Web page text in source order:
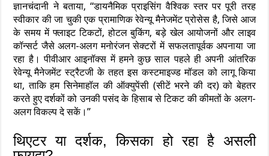
ज्ञानचंदानी ने बताया, “डायनैमिक प्राइसिंग वैश्विक स्तर पर पूरी तरह
स्वीकार की जा चुकी एक प्रामाणिक रेवेन्यू मैनेजमेंट प्रोसेस है, जिसे आज
के समय में फ्लाइट टिकटों, होटल बुकिंग, बड़े खेल आयोजनों और लाइव
कॉन्सर्ट जैसे अलग-अलग मनोरंजन सेक्टरों में सफलतापूर्वक अपनाया जा
रहा है। पीवीआर आइनॉक्स में हमने कुछ साल पहले ही अपनी आंतरिक
रेवेन्यू मैनेजमेंट स्ट्रैटजी के तहत इस कस्टमाइज्ड मॉडल को लागू किया
था, ताकि हम सिनेमाहॉल की ऑक्युपेंसी (सीटें भरने की दर) को बेहतर
करते हुए दर्शकों को उनकी पसंद के हिसाब से टिकट की कीमतों के अलग-
अलग विकल्प दे सकें।”
थिएटर या दर्शक, किसका हो रहा है असली